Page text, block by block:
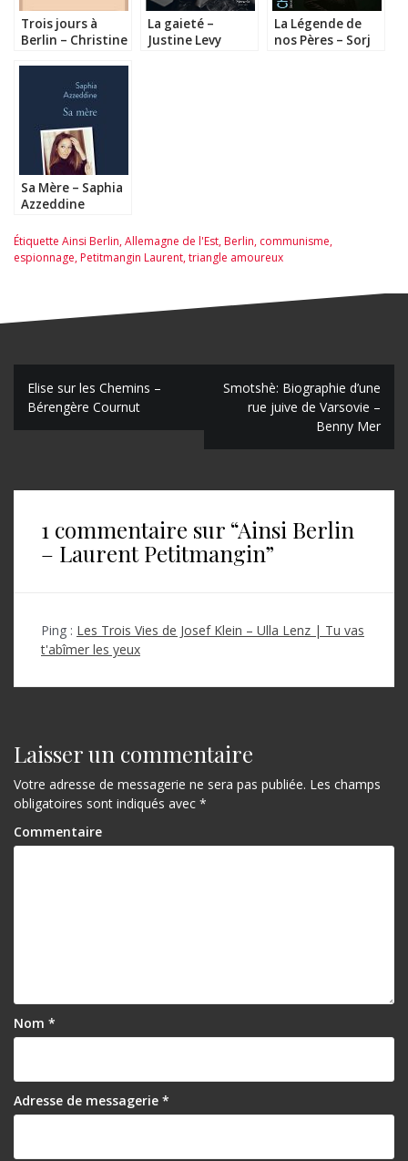
Trois jours à
Berlin – Christine
La gaieté –
Justine Levy
La Légende de
nos Pères – Sorj
Sa Mère – Saphia
Azzeddine
Étiquette Ainsi Berlin,Allemagne de l'Est,Berlin, communisme,
espionnage,Petitmangin Laurent,triangle amoureux
N
a
i
d
l
’
a
r
e
Elise sur les Chemins –
Bérengère Cournut
Smotshè: Biographie d’une
rue juive de Varsovie –
Benny Mer
1 commentaire sur “Ainsi Berlin
– Laurent Petitmangin”
Ping : Les Trois Vies de Josef Klein – Ulla Lenz | Tu vas
t'abîmer les yeux
Laisser un commentaire
Votre adresse de messagerie ne sera pas publiée. Les champs
obligatoires sont indiqués avec *
Commentaire
Nom *
Adresse de messagerie *